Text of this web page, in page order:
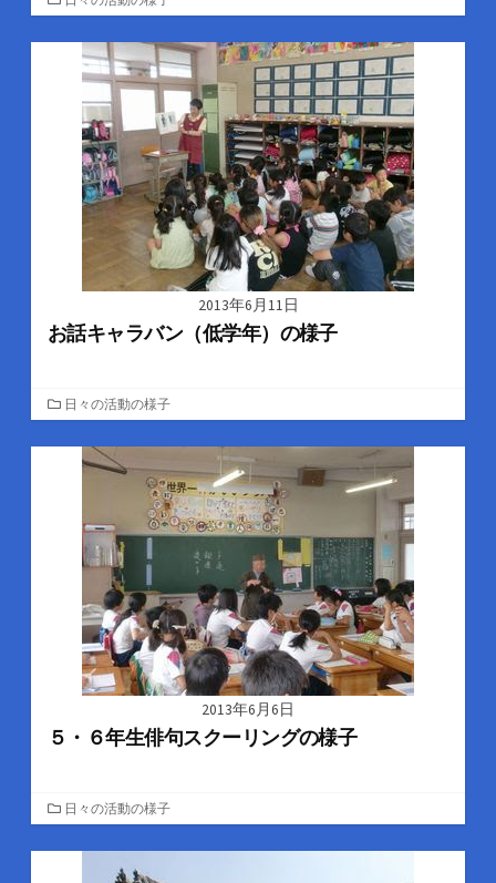
テ
ゴ
2013年6月11日
お話キャラバン（低学年）の様子
カ
テ
ゴ
日々の活動の様子
2013年6月6日
５・６年生俳句スクーリングの様子
カ
テ
ゴ
日々の活動の様子